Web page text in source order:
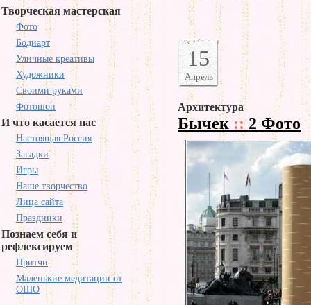
Творческая мастерская
Фото
Бодиарт
Уличные креативы
Художники
Своими руками
Фотошоп
И что касается нас
Настоящая Россия
Загадки
Игры
Наше творчество
Лица сайта
Праздники
Познаем себя и
рефлексируем
Притчи
Маленькие медитации от
ОШО
15
Апрель
Архитектура
Бычек ::2 Фото